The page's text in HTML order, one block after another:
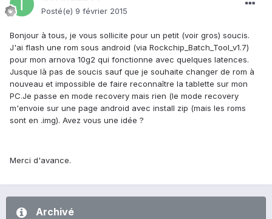
Posté(e) 9 février 2015
Bonjour à tous, je vous sollicite pour un petit (voir gros) soucis.
J'ai flash une rom sous android (via Rockchip_Batch_Tool_v1.7)
pour mon arnova 10g2 qui fonctionne avec quelques latences.
Jusque là pas de soucis sauf que je souhaite changer de rom à
nouveau et impossible de faire reconnaître la tablette sur mon
PC.Je passe en mode recovery mais rien (le mode recovery
m'envoie sur une page android avec install zip (mais les roms
sont en .img). Avez vous une idée ?
Merci d'avance.
Archivé